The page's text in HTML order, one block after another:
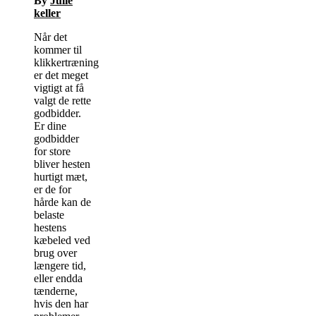
keller
Når det
kommer til
klikkertræning
er det meget
vigtigt at få
valgt de rette
godbidder.
Er dine
godbidder
for store
bliver hesten
hurtigt mæt,
er de for
hårde kan de
belaste
hestens
kæbeled ved
brug over
længere tid,
eller endda
tænderne,
hvis den har